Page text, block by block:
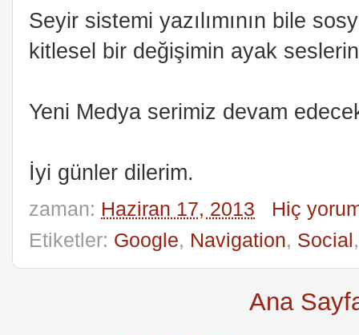
Seyir sistemi yazılımının bile
kitlesel bir değişimin ayak
Yeni Medya serimiz devam
İyi günler dilerim.
zaman: Haziran 17, 2013
Hiç
Etiketler: Google, Navigation, Social
Ana